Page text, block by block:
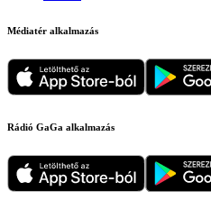
Médiatér alkalmazás
Rádió GaGa alkalmazás